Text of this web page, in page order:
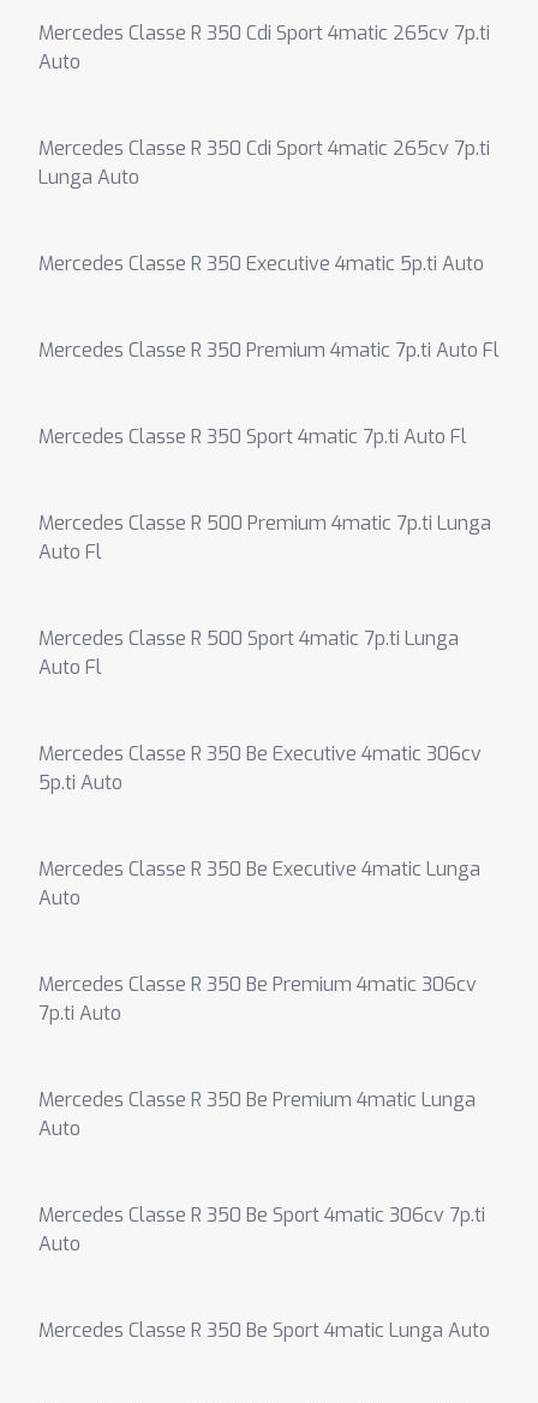
Mercedes Classe R 350 Cdi Sport 4matic 265cv 7p.ti
Auto
Mercedes Classe R 350 Cdi Sport 4matic 265cv 7p.ti
Lunga Auto
Mercedes Classe R 350 Executive 4matic 5p.ti Auto
Mercedes Classe R 350 Premium 4matic 7p.ti Auto Fl
Mercedes Classe R 350 Sport 4matic 7p.ti Auto Fl
Mercedes Classe R 500 Premium 4matic 7p.ti Lunga
Auto Fl
Mercedes Classe R 500 Sport 4matic 7p.ti Lunga
Auto Fl
Mercedes Classe R 350 Be Executive 4matic 306cv
5p.ti Auto
Mercedes Classe R 350 Be Executive 4matic Lunga
Auto
Mercedes Classe R 350 Be Premium 4matic 306cv
7p.ti Auto
Mercedes Classe R 350 Be Premium 4matic Lunga
Auto
Mercedes Classe R 350 Be Sport 4matic 306cv 7p.ti
Auto
Mercedes Classe R 350 Be Sport 4matic Lunga Auto